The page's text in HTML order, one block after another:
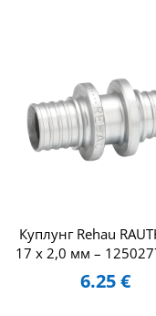
Куплунг Rehau
17 х 2,0 мм –
6.25€